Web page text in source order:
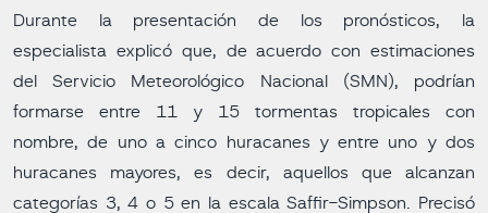
Durante la presentación de los pronósticos, la
especialista explicó que, de acuerdo con estimaciones
del Servicio Meteorológico Nacional (SMN), podrían
formarse entre 11 y 15 tormentas tropicales con
nombre, de uno a cinco huracanes y entre uno y dos
huracanes mayores, es decir, aquellos que alcanzan
categorías 3, 4 o 5 en la escala Saffir-Simpson. Precisó